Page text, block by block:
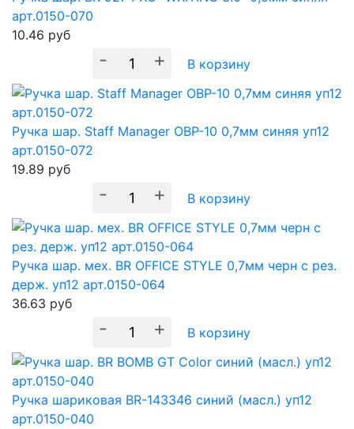
арт.0150-070
10.46 руб
- + В корзину
Ручка шар. Staff Manager OBP-10 0,7мм синяя уп12
арт.0150-072
19.89 руб
- + В корзину
Ручка шар. мех. BR OFFICE STYLE 0,7мм черн с рез.
держ. уп12 арт.0150-064
36.63 руб
- + В корзину
Ручка шариковая BR-143346 синий (масл.) уп12
арт.0150-040